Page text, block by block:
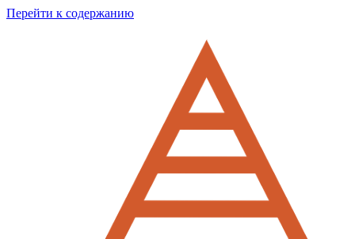
Перейти к содержанию